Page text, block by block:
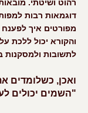
רהוט ושיטתי.
דוגמאות רבות
מפורטים איך לפענח
והקורא יכול ללכת
לתשובות ולמסקנות
ואכן, כשלומדים
"השמים יכולים